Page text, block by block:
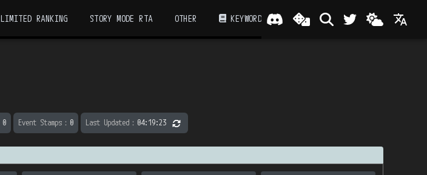
LIMITED RANKING STORY MODE RTA OTHER KEYWORD
0 Event Stamps ： 0 Last Updated ： 04:19:23